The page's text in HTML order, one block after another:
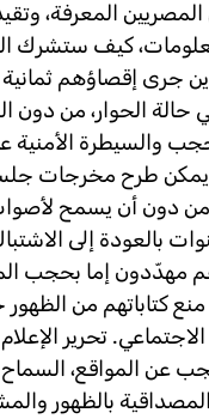
المعرفة،
كيف ستشرك
جرى إقصاؤهم
حالة الحوار، من دون
والسيطرة الأمنية
يمكن طرح مخرجات
من دون أن يسمح
بالعودة إلى
مهدّدون إما بحجب
كتاباتهم من الظهور
تحرير
عن المواقع،
بالظهور